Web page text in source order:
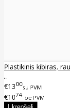
Plastikinis kibiras,
..
€1300su PVM
€1074 be PVM